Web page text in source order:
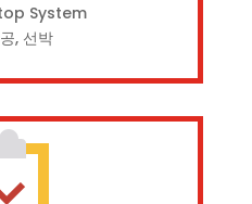
System
, 선박